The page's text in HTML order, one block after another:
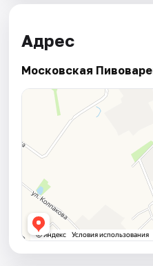
Адрес
Московская